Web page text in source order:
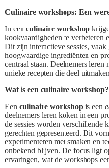
Culinaire workshops: Een
In een culinaire workshop
kookvaardigheden te verbeteren
Dit zijn interactieve sessies,
hoogwaardige ingrediënten en
centraal staan. Deelnemers leren
unieke recepten die deel
Wat is een culinaire workshop?
Een culinaire workshop is een
deelnemers leren koken in een
de sessies worden verschillende
gerechten gepresenteerd. Dit
experimenteren met smaken en
onbekend blijven. De focus ligt
ervaringen, wat de workshops